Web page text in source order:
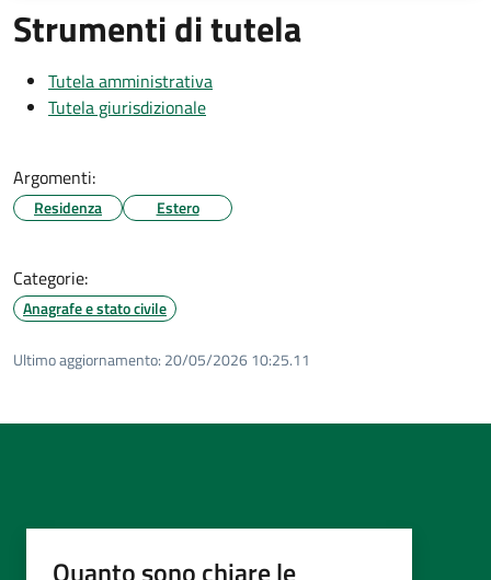
Strumenti di tutela
Tutela amministrativa
Tutela giurisdizionale
Argomenti:
Residenza Estero
Categorie:
Anagrafe e stato civile
Ultimo aggiornamento: 20/05/2026 10:25.11
Quanto sono chiare le